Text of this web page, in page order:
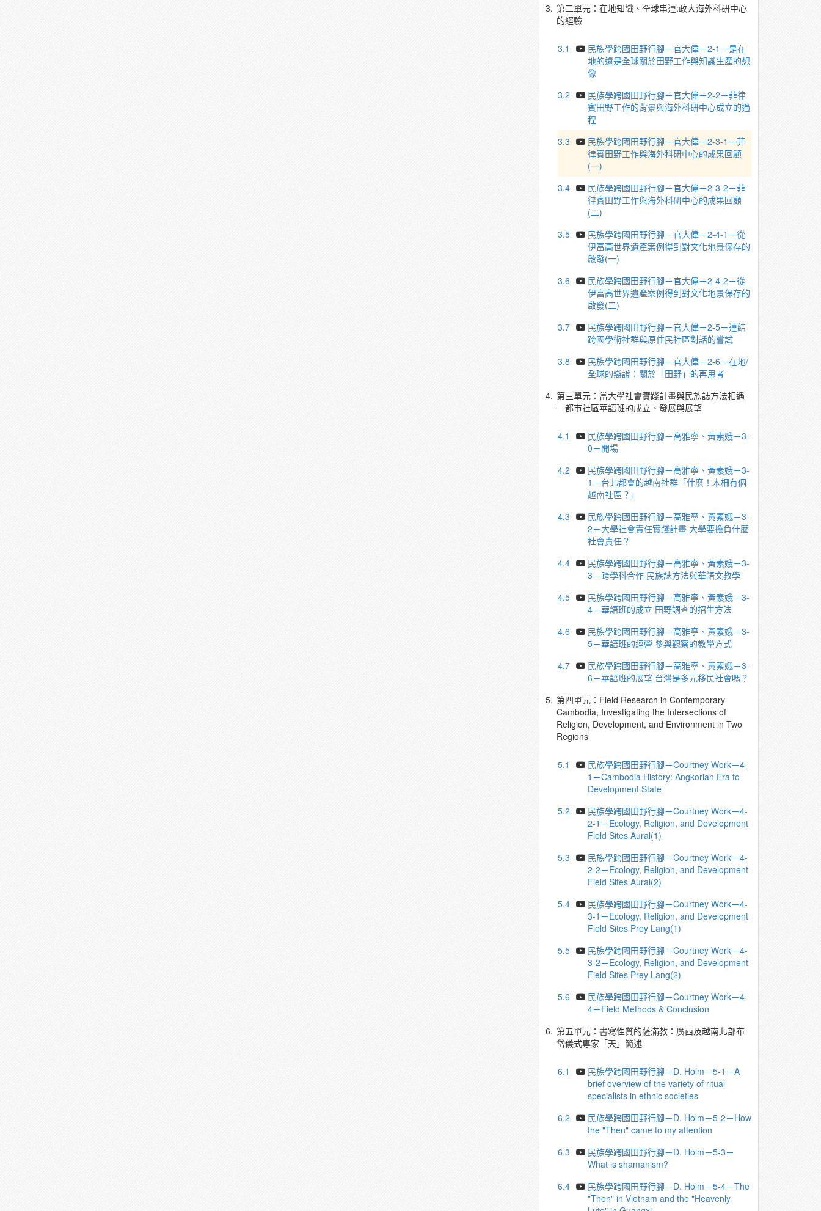
3. 第二單元：在地知識、全球串連:政大海外科研中心
的經驗
3.1
民族學跨國田野行腳－官大偉－2-1－是在
地的還是全球關於田野工作與知識生產的想
像
3.2
民族學跨國田野行腳－官大偉－2-2－菲律
賓田野工作的背景與海外科研中心成立的過
程
3.3
民族學跨國田野行腳－官大偉－2-3-1－菲
律賓田野工作與海外科研中心的成果回顧
(一)
3.4
民族學跨國田野行腳－官大偉－2-3-2－菲
律賓田野工作與海外科研中心的成果回顧
(二)
3.5
民族學跨國田野行腳－官大偉－2-4-1－從
伊富高世界遺產案例得到對文化地景保存的
啟發(一)
3.6
民族學跨國田野行腳－官大偉－2-4-2－從
伊富高世界遺產案例得到對文化地景保存的
啟發(二)
3.7
民族學跨國田野行腳－官大偉－2-5－連結
跨國學術社群與原住民社區對話的嘗試
3.8
民族學跨國田野行腳－官大偉－2-6－在地/
全球的辯證：關於「田野」的再思考
4. 第三單元：當大學社會實踐計畫與民族誌方法相遇
—都市社區華語班的成立、發展與展望
4.1
民族學跨國田野行腳－高雅寧、黃素娥－3-
0－開場
4.2
民族學跨國田野行腳－高雅寧、黃素娥－3-
1－台北都會的越南社群「什麼！木柵有個
越南社區？」
4.3
民族學跨國田野行腳－高雅寧、黃素娥－3-
2－大學社會責任實踐計畫 大學要擔負什麼
社會責任？
4.4
民族學跨國田野行腳－高雅寧、黃素娥－3-
3－跨學科合作 民族誌方法與華語文教學
4.5
民族學跨國田野行腳－高雅寧、黃素娥－3-
4－華語班的成立 田野調查的招生方法
4.6
民族學跨國田野行腳－高雅寧、黃素娥－3-
5－華語班的經營 參與觀察的教學方式
4.7
民族學跨國田野行腳－高雅寧、黃素娥－3-
6－華語班的展望 台灣是多元移民社會嗎？
5. 第四單元：Field Research in Contemporary
Cambodia, Investigating the Intersections of
Religion, Development, and Environment in Two
Regions
5.1
民族學跨國田野行腳－Courtney Work－4-
1－Cambodia History: Angkorian Era to
Development State
5.2
民族學跨國田野行腳－Courtney Work－4-
2-1－Ecology, Religion, and Development
Field Sites Aural(1)
5.3
民族學跨國田野行腳－Courtney Work－4-
2-2－Ecology, Religion, and Development
Field Sites Aural(2)
5.4
民族學跨國田野行腳－Courtney Work－4-
3-1－Ecology, Religion, and Development
Field Sites Prey Lang(1)
5.5
民族學跨國田野行腳－Courtney Work－4-
3-2－Ecology, Religion, and Development
Field Sites Prey Lang(2)
5.6
民族學跨國田野行腳－Courtney Work－4-
4－Field Methods & Conclusion
6. 第五單元：書寫性質的薩滿教：廣西及越南北部布
岱儀式專家「天」簡述
6.1
民族學跨國田野行腳－D. Holm－5-1－A
brief overview of the variety of ritual
specialists in ethnic societies
6.2
民族學跨國田野行腳－D. Holm－5-2－How
the "Then" came to my attention
6.3
民族學跨國田野行腳－D. Holm－5-3－
What is shamanism?
6.4
民族學跨國田野行腳－D. Holm－5-4－The
"Then" in Vietnam and the "Heavenly